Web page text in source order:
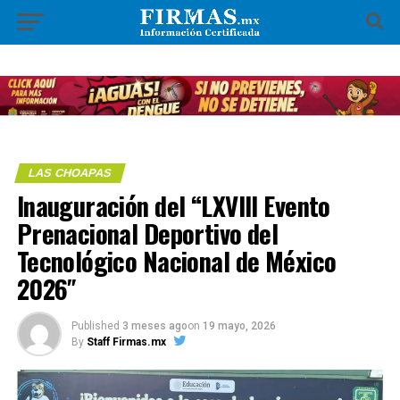
LAS CHOAPAS
Inauguración del “LXVIII Evento
Prenacional Deportivo del
Tecnológico Nacional de México
2026″
Published 3 meses agoon 19 mayo, 2026
By Staff Firmas.mx